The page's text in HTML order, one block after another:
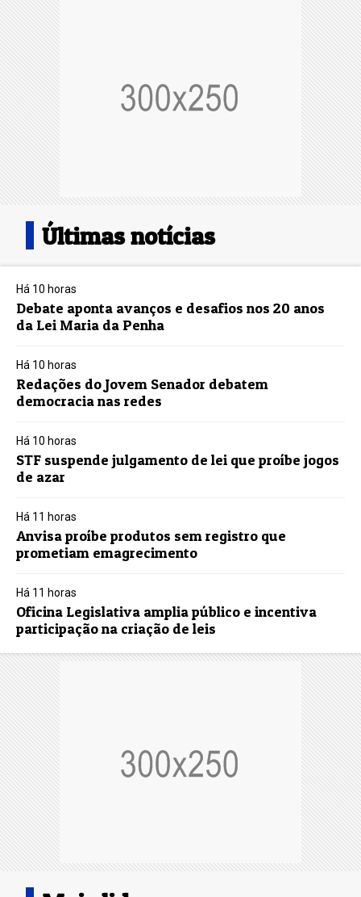
Últimas notícias
Há 10 horas
Debate aponta avanços e desafios nos 20 anos
da Lei Maria da Penha
Há 10 horas
Redações do Jovem Senador debatem
democracia nas redes
Há 10 horas
STF suspende julgamento de lei que proíbe jogos
de azar
Há 11 horas
Anvisa proíbe produtos sem registro que
prometiam emagrecimento
Há 11 horas
Oficina Legislativa amplia público e incentiva
participação na criação de leis